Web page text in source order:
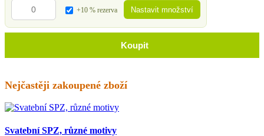
+10 % rezerva Nastavit množství
Koupit
Nejčastěji zakoupené zboží
Svatební SPZ, různé motivy